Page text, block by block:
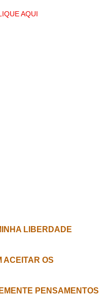
AQUI
LIBERDADE
ACEITAR OS
PENSAMENTOS